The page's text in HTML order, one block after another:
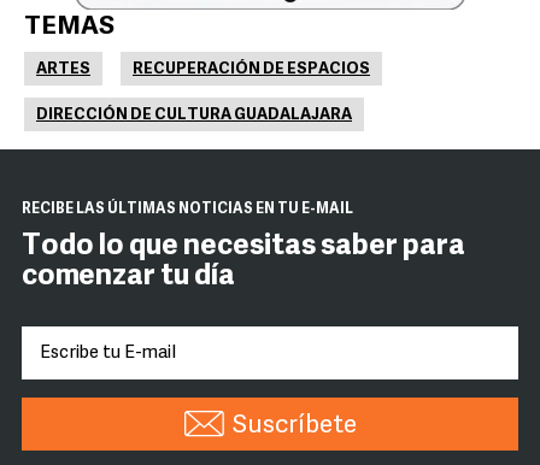
TEMAS
ARTES RECUPERACIÓN DE ESPACIOS
DIRECCIÓN DE CULTURA GUADALAJARA
RECIBE LAS ÚLTIMAS NOTICIAS EN TU E-MAIL
Todo lo que necesitas saber para
comenzar tu día
Suscríbete